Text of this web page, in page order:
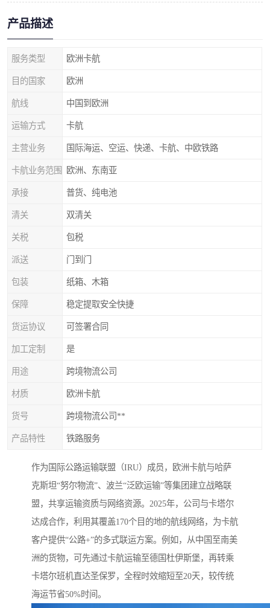
产品描述
服务类型 欧洲卡航
目的国家 欧洲
航线 中国到欧洲
运输方式 卡航
主营业务 国际海运、空运、快递、卡航、中欧铁路
卡航业务范围 欧洲、东南亚
承接 普货、纯电池
清关 双清关
关税 包税
派送 门到门
包装 纸箱、木箱
保障 稳定提取安全快捷
货运协议 可签署合同
加工定制 是
用途 跨境物流公司
材质 欧洲卡航
货号 跨境物流公司**
产品特性 铁路服务
作为国际公路运输联盟（IRU）成员，欧洲卡航与哈萨
克斯坦“努尔物流”、波兰“泛欧运输”等集团建立战略联
盟，共享运输资质与网络资源。2025年，公司与卡塔尔
达成合作，利用其覆盖170个目的地的航线网络，为卡航
客户提供“公路+”的多式联运方案。例如，从中国至南美
洲的货物，可先通过卡航运输至德国杜伊斯堡，再转乘
卡塔尔班机直达圣保罗，全程时效缩短至20天，较传统
海运节省50%时间。